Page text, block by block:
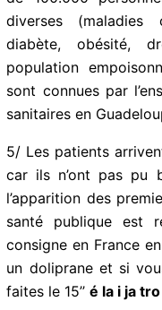
4/ Une population
moins de 100.000
pathologies
hypertension,
95% de la population
politiques et
5/ Les patients
CHU car ils n’ont
dès l’apparition
Guadeloupe, la santé
la première consigne